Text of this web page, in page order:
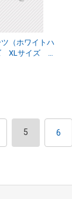
（ホワイトハ
XLサイズ ア
5 6